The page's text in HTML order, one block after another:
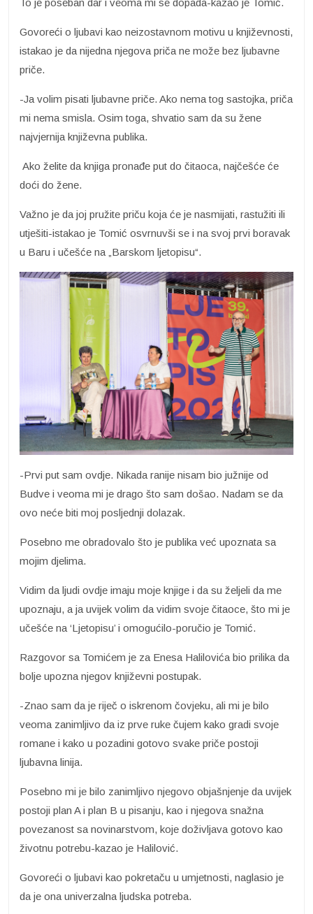
To je poseban dar i veoma mi se dopada-kazao je Tomić.
Govoreći o ljubavi kao neizostavnom motivu u književnosti,
istakao je da nijedna njegova priča ne može bez ljubavne
priče.
-Ja volim pisati ljubavne priče. Ako nema tog sastojka, priča
mi nema smisla. Osim toga, shvatio sam da su žene
najvjernija književna publika.
Ako želite da knjiga pronađe put do čitaoca, najčešće će
doći do žene.
Važno je da joj pružite priču koja će je nasmijati, rastužiti ili
utješiti-istakao je Tomić osvrnuvši se i na svoj prvi boravak
u Baru i učešće na „Barskom ljetopisu“.
-Prvi put sam ovdje. Nikada ranije nisam bio južnije od
Budve i veoma mi je drago što sam došao. Nadam se da
ovo neće biti moj posljednji dolazak.
Posebno me obradovalo što je publika već upoznata sa
mojim djelima.
Vidim da ljudi ovdje imaju moje knjige i da su željeli da me
upoznaju, a ja uvijek volim da vidim svoje čitaoce, što mi je
učešće na ‘Ljetopisu’ i omogućilo-poručio je Tomić.
Razgovor sa Tomićem je za Enesa Halilovića bio prilika da
bolje upozna njegov književni postupak.
-Znao sam da je riječ o iskrenom čovjeku, ali mi je bilo
veoma zanimljivo da iz prve ruke čujem kako gradi svoje
romane i kako u pozadini gotovo svake priče postoji
ljubavna linija.
Posebno mi je bilo zanimljivo njegovo objašnjenje da uvijek
postoji plan A i plan B u pisanju, kao i njegova snažna
povezanost sa novinarstvom, koje doživljava gotovo kao
životnu potrebu-kazao je Halilović.
Govoreći o ljubavi kao pokretaču u umjetnosti, naglasio je
da je ona univerzalna ljudska potreba.